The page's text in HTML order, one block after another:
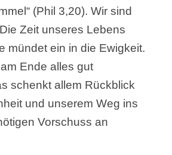
(Phil 3,20). Wir sind
Zeit unseres Lebens
mündet ein in die Ewigkeit.
Ende alles gut
schenkt allem Rückblick
und unserem Weg ins
Vorschuss an